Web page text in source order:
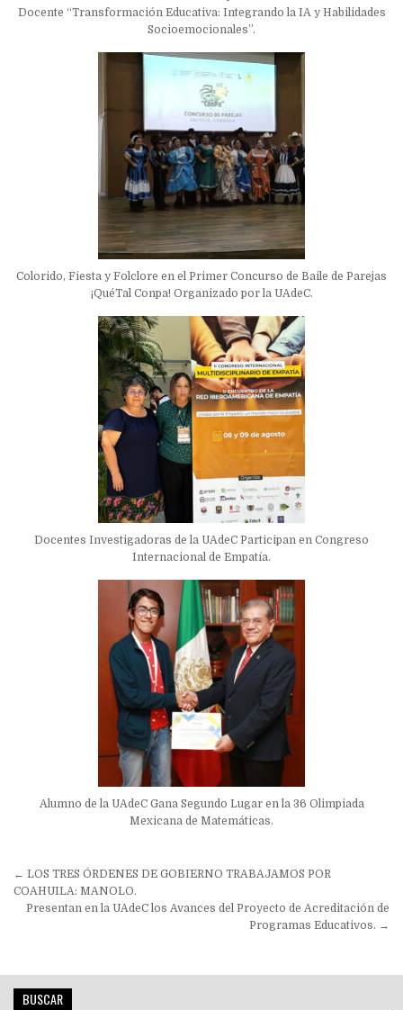
Docente “Transformación Educativa: Integrando la IA y Habilidades
Socioemocionales”.
Colorido, Fiesta y Folclore en el Primer Concurso de Baile de Parejas
¡QuéTal Conpa! Organizado por la UAdeC.
Docentes Investigadoras de la UAdeC Participan en Congreso
Internacional de Empatía.
Alumno de la UAdeC Gana Segundo Lugar en la 36 Olimpiada
Mexicana de Matemáticas.
Navegación
de
entradas
← LOS TRES ÓRDENES DE GOBIERNO TRABAJAMOS POR
COAHUILA: MANOLO.
Presentan en la UAdeC los Avances del Proyecto de Acreditación de
Programas Educativos. →
BUSCAR